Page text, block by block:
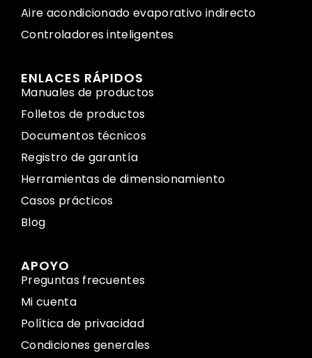
Aire acondicionado evaporativo indirecto
Controladores inteligentes
ENLACES RÁPIDOS
Manuales de productos
Folletos de productos
Documentos técnicos
Registro de garantía
Herramientas de dimensionamiento
Casos prácticos
Blog
APOYO
Preguntas frecuentes
Mi cuenta
Política de privacidad
Condiciones generales